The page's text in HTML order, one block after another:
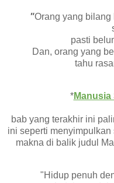
"Orang yang
pasti
Dan, orang yang
tahu
*Manusia
bab yang terakhir ini
ini seperti
makna di balik judul
"Hidup penuh